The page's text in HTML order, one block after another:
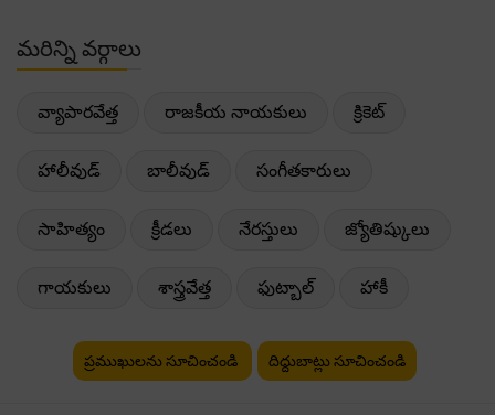
మరిన్ని వర్గాలు
వ్యాపారవేత్త రాజకీయ నాయకులు క్రికెట్
హాలీవుడ్ బాలీవుడ్ సంగీతకారులు
సాహిత్యం క్రీడలు నేరస్తులు జ్యోతిష్కులు
గాయకులు శాస్త్రవేత్త ఫుట్బాల్ హాకీ
ప్రముఖులను సూచించండి దిద్దుబాట్లు సూచించండి